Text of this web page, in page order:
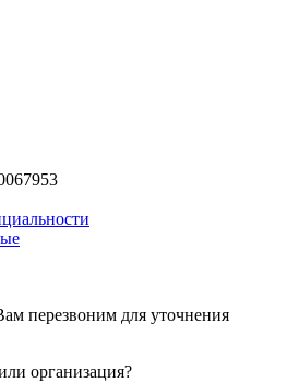
перезвоним для уточнения
организация?